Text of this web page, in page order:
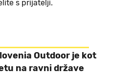
s prijatelji.
Outdoor je kot
na ravni države